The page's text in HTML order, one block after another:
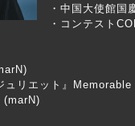
・中国大使館国
・コンテスト
ュリエット』
(marN)